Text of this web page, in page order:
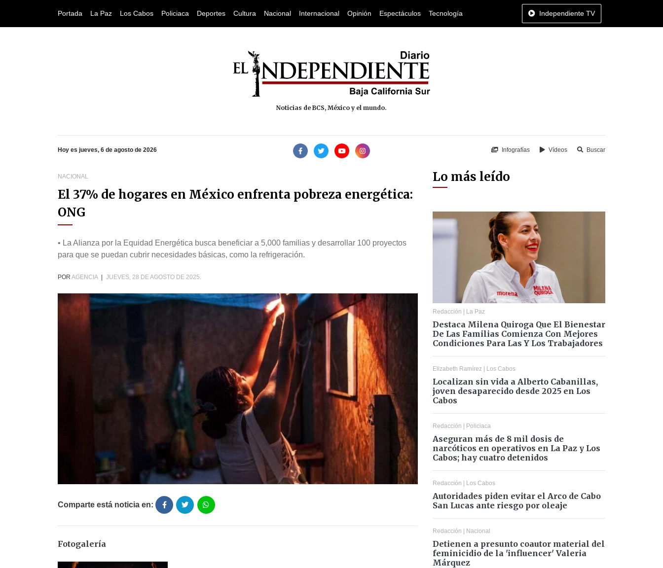
Portada La Paz Los Cabos Policiaca Deportes Cultura Nacional Internacional Opinión Espectáculos Tecnología Independiente TV
Noticias de BCS, México y el mundo.
Hoy es jueves, 6 de agosto de 2026 Infografías Vídeos Buscar
NACIONAL
El 37% de hogares en México enfrenta pobreza energética:
ONG
• La Alianza por la Equidad Energética busca beneficiar a 5,000 familias y desarrollar 100 proyectos
para que se puedan cubrir necesidades básicas, como la refrigeración.
POR AGENCIA JUEVES, 28 DE AGOSTO DE 2025.
Comparte está noticia en:
Fotogalería
Lo más leído
Redacción | La Paz
Destaca Milena Quiroga Que El Bienestar
De Las Familias Comienza Con Mejores
Condiciones Para Las Y Los Trabajadores
Elizabeth Ramírez | Los Cabos
Localizan sin vida a Alberto Cabanillas,
joven desaparecido desde 2025 en Los
Cabos
Redacción | Policiaca
Aseguran más de 8 mil dosis de
narcóticos en operativos en La Paz y Los
Cabos; hay cuatro detenidos
Redacción | Los Cabos
Autoridades piden evitar el Arco de Cabo
San Lucas ante riesgo por oleaje
Redacción | Nacional
Detienen a presunto coautor material del
feminicidio de la 'influencer' Valeria
Márquez